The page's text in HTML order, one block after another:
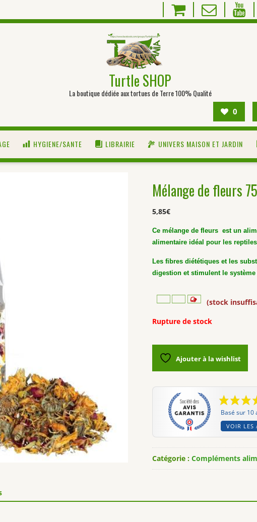
Turtle SHOP
La boutique dédiée aux tortues de Terre 100% Qualité
0
HYGIENE/SANTE LIBRAIRIE UNIVERS MAISON ET JARDIN
Mélange de fleurs
5,85€
Ce mélange de fleurs est un
alimentaire idéal pour les
Les fibres diététiques et les
digestion et stimulent le
(stock
Rupture de stock
Ajouter à la wishlist
Basé sur 10
VOIR LES
Catégorie : Compléments